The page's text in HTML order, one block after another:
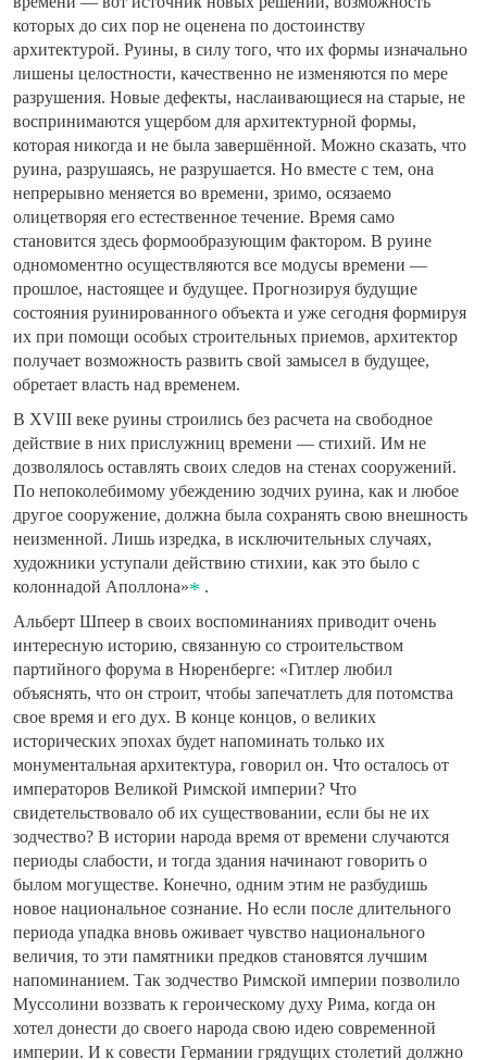
которых до сих пор не оценена по достоинству
архитектурой. Руины, в силу того, что их формы изначально
лишены целостности, качественно не изменяются по мере
разрушения. Новые дефекты, наслаивающиеся на старые, не
воспринимаются ущербом для архитектурной формы,
которая никогда и не была завершённой. Можно сказать, что
руина, разрушаясь, не разрушается. Но вместе с тем, она
непрерывно меняется во времени, зримо, осязаемо
олицетворяя его естественное течение. Время само
становится здесь формообразующим фактором. В руине
одномоментно осуществляются все модусы времени —
прошлое, настоящее и будущее. Прогнозируя будущие
состояния руинированного объекта и уже сегодня формируя
их при помощи особых строительных приемов, архитектор
получает возможность развить свой замысел в будущее,
обретает власть над временем.
В XVIII веке руины строились без расчета на свободное
действие в них прислужниц времени — стихий. Им не
дозволялось оставлять своих следов на стенах сооружений.
По непоколебимому убеждению зодчих руина, как и любое
другое сооружение, должна была сохранять свою внешность
неизменной. Лишь изредка, в исключительных случаях,
художники уступали действию стихии, как это было с
колоннадой Аполлона»
.
Альберт Шпеер в своих воспоминаниях приводит очень
интересную историю, связанную со строительством
партийного форума в Нюренберге: «Гитлер любил
объяснять, что он строит, чтобы запечатлеть для потомства
свое время и его дух. В конце концов, о великих
исторических эпохах будет напоминать только их
монументальная архитектура, говорил он. Что осталось от
императоров Великой Римской империи? Что
свидетельствовало об их существовании, если бы не их
зодчество? В истории народа время от времени случаются
периоды слабости, и тогда здания начинают говорить о
былом могуществе. Конечно, одним этим не разбудишь
новое национальное сознание. Но если после длительного
периода упадка вновь оживает чувство национального
величия, то эти памятники предков становятся лучшим
напоминанием. Так зодчество Римской империи позволило
Муссолини воззвать к героическому духу Рима, когда он
хотел донести до своего народа свою идею современной
империи. И к совести Германии грядущих столетий должно